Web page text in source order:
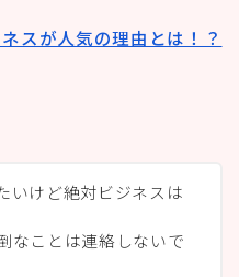
スが人気の理由とは！？
いけど絶対ビジネスは
なことは連絡しないで